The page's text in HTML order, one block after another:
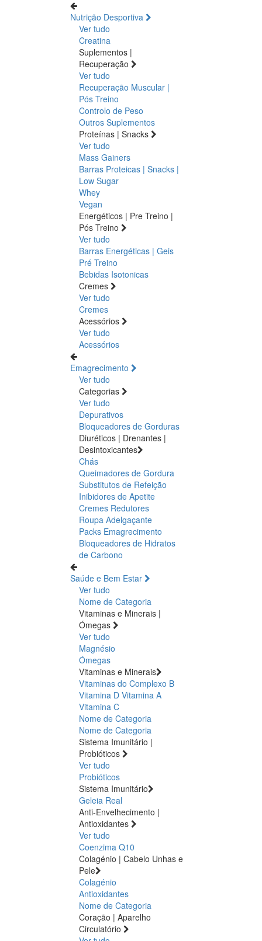
Nutrição Desportiva
Ver tudo
Creatina
Suplementos |
Recuperação
Ver tudo
Recuperação Muscular |
Pós Treino
Controlo de Peso
Outros Suplementos
Proteínas | Snacks
Ver tudo
Mass Gainers
Barras Proteicas | Snacks |
Low Sugar
Whey
Vegan
Energéticos | Pre Treino |
Pós Treino
Ver tudo
Barras Energéticas | Geis
Pré Treino
Bebidas Isotonicas
Cremes
Ver tudo
Cremes
Acessórios
Ver tudo
Acessórios
Emagrecimento
Ver tudo
Categorias
Ver tudo
Depurativos
Bloqueadores de Gorduras
Diuréticos | Drenantes |
Desintoxicantes
Chás
Queimadores de Gordura
Substitutos de Refeição
Inibidores de Apetite
Cremes Redutores
Roupa Adelgaçante
Packs Emagrecimento
Bloqueadores de Hidratos
de Carbono
Saúde e Bem Estar
Ver tudo
Nome de Categoria
Vitaminas e Minerais |
Ómegas
Ver tudo
Magnésio
Ómegas
Vitaminas e Minerais
Vitaminas do Complexo B
Vitamina D Vitamina A
Vitamina C
Nome de Categoria
Nome de Categoria
Sistema Imunitário |
Probióticos
Ver tudo
Probióticos
Sistema Imunitário
Geleia Real
Anti-Envelhecimento |
Antioxidantes
Ver tudo
Coenzima Q10
Colagénio | Cabelo Unhas e
Pele
Colagénio
Antioxidantes
Nome de Categoria
Coração | Aparelho
Circulatório